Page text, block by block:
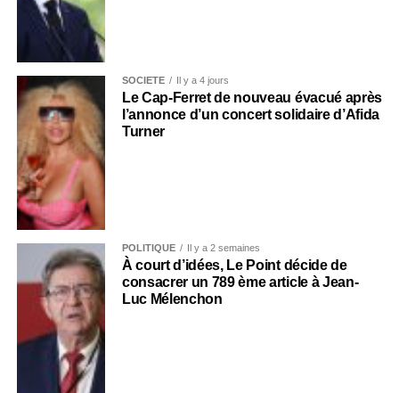
SOCIÉTÉ Il y a 4 jours
Le Cap-Ferret de nouveau évacué après
l’annonce d’un concert solidaire d’Afida
Turner
POLITIQUE Il y a 2 semaines
À court d’idées, Le Point décide de
consacrer un 789 ème article à Jean-
Luc Mélenchon